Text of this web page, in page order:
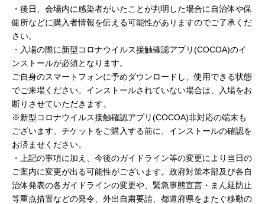
・後日、会場内に感染者がいたことが判明した場合に自治体や保
健所などに購入者情報を伝える可能性がありますのでご了承くだ
さい。
・入場の際に新型コロナウイルス接触確認アプリ(COCOA)のイ
ンストールが必須となります。
ご自身のスマートフォンに予めダウンロードし、使用できる状態
でご来場ください。インストールされていない場合は、入場をお
断りさせていただきます。
※新型コロナウイルス接触確認アプリ(COCOA)非対応の端末も
ございます。チケットをご購入する前に、インストールの確認を
お済ませください。
・上記の事項に加え、今後のガイドライン等の変更により当日の
ご案内に変更が出る可能性がございます。政府対策本部及び各自
治体発表の各ガイドラインの変更や、緊急事態宣言・まん延防止
等重点措置などの発令、外出自粛要請、都道府県をまたぐ移動の